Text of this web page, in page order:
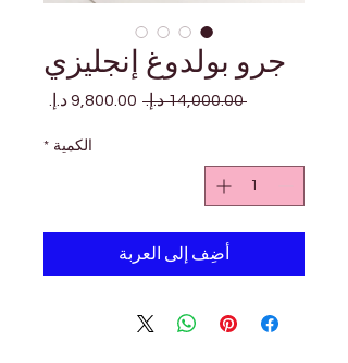
جرو بولدوغ إنجليزي
‏14,000.00 د.إ.‏
سعر
الكمية *
أضِف إلى العربة